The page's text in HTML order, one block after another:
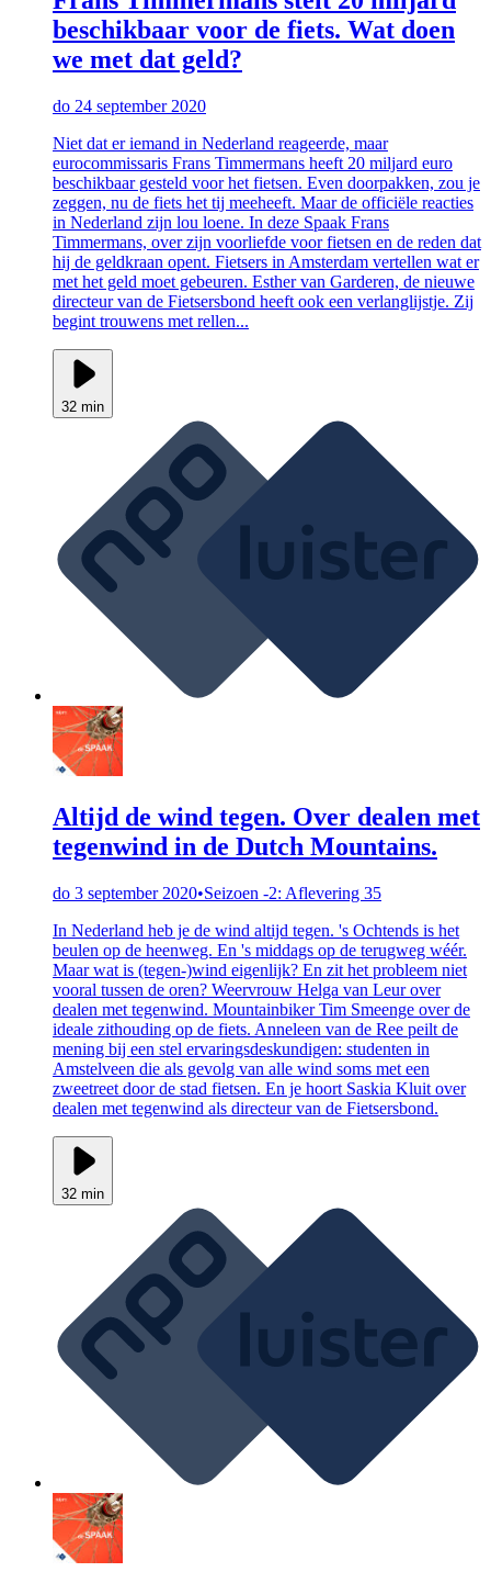
beschikbaar voor de fiets. Wat doen
we met dat geld?
do 24 september 2020
Niet dat er iemand in Nederland reageerde, maar
eurocommissaris Frans Timmermans heeft 20 miljard euro
beschikbaar gesteld voor het fietsen. Even doorpakken, zou je
zeggen, nu de fiets het tij meeheeft. Maar de officiële reacties
in Nederland zijn lou loene. In deze Spaak Frans
Timmermans, over zijn voorliefde voor fietsen en de reden dat
hij de geldkraan opent. Fietsers in Amsterdam vertellen wat er
met het geld moet gebeuren. Esther van Garderen, de nieuwe
directeur van de Fietsersbond heeft ook een verlanglijstje. Zij
begint trouwens met rellen...
32 min
Altijd de wind tegen. Over dealen met
tegenwind in de Dutch Mountains.
do 3 september 2020•Seizoen -2: Aflevering 35
In Nederland heb je de wind altijd tegen. 's Ochtends is het
beulen op de heenweg. En 's middags op de terugweg wéér.
Maar wat is (tegen-)wind eigenlijk? En zit het probleem niet
vooral tussen de oren? Weervrouw Helga van Leur over
dealen met tegenwind. Mountainbiker Tim Smeenge over de
ideale zithouding op de fiets. Anneleen van de Ree peilt de
mening bij een stel ervaringsdeskundigen: studenten in
Amstelveen die als gevolg van alle wind soms met een
zweetreet door de stad fietsen. En je hoort Saskia Kluit over
dealen met tegenwind als directeur van de Fietsersbond.
32 min